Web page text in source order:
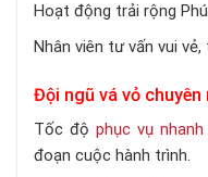
Hoạt động trải rộng
Nhân viên tư vấn vui
Đội ngũ vá vỏ
Tốc độ phục vụ nhanh
đoạn cuộc hành trình.